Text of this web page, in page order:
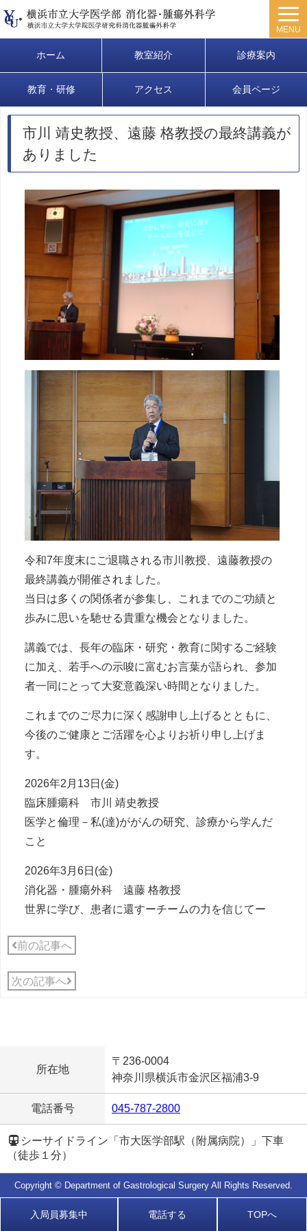
MENU
ホーム 教室紹介 診療案内
教育・研修 アクセス 会員ページ
市川 靖史教授、遠藤 格教授の最終講義が
ありました
令和7年度末にご退職される市川教授、遠藤教授の
最終講義が開催されました。
当日は多くの関係者が参集し、これまでのご功績と
歩みに思いを馳せる貴重な機会となりました。
講義では、長年の臨床・研究・教育に関するご経験
に加え、若手への示唆に富むお言葉が語られ、参加
者一同にとって大変意義深い時間となりました。
これまでのご尽力に深く感謝申し上げるとともに、
今後のご健康とご活躍を心よりお祈り申し上げま
す。
2026年2月13日(金)
臨床腫瘍科 市川 靖史教授
医学と倫理－私(達)ががんの研究、診療から学んだ
こと
2026年3月6日(金)
消化器・腫瘍外科 遠藤 格教授
世界に学び、患者に還すーチームの力を信じてー
前の記事へ
次の記事へ
所在地
〒236-0004
神奈川県横浜市金沢区福浦3-9
電話番号 045-787-2800
シーサイドライン「市大医学部駅（附属病院）」下車
（徒歩１分）
Copyright ©️ Department of Gastrological Surgery All Rights Reserved.
入局員募集中 電話する TOPへ